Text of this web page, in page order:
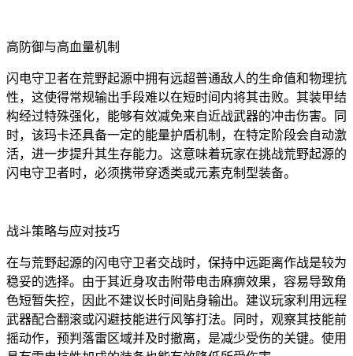
高防御与高血量机制
闪电守卫者在荒野起源中拥有远超普通敌人的生命值和物理抗
性，这使得常规输出手段难以在短时间内将其击败。其装甲结
构经过特殊强化，能够有效减免来自近战武器的冲击伤害。同
时，该玛卡还具备一定的能量护盾机制，在特定阶段会自动激
活，进一步提升其生存能力。这意味着玩家在挑战荒野起源的
闪电守卫者时，必须携带穿透类或元素克制型装备。
战斗策略与应对技巧
在与荒野起源的闪电守卫者交战时，保持中远距离作战是较为
稳妥的选择。由于其近身攻击附带电击麻痹效果，容易导致角
色短暂失控，因此不建议长时间贴身输出。建议玩家利用远程
武器配合翻滚或闪避技能进行风筝打法。同时，观察其技能前
摇动作，预判落雷区域并及时撤离，是减少受伤的关键。使用